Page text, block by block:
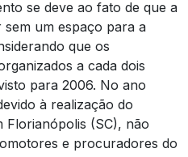
se deve ao fato de que a
um espaço para a
que os
a cada dois
para 2006. No ano
à realização do
Florianópolis (SC), não
e procuradores do